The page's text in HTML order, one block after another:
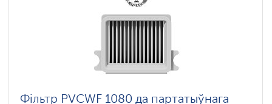
Фільтр PVCWF 1080 да партатыўнага